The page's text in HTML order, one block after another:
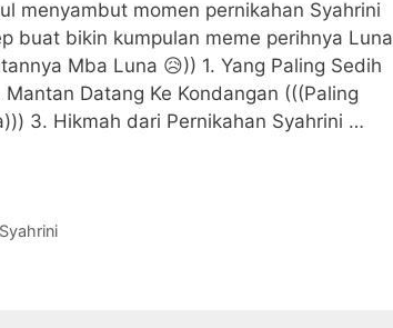
menyambut momen pernikahan Syahrini
buat bikin kumpulan meme perihnya Luna
Mba Luna 😥)) 1. Yang Paling Sedih
Datang Ke Kondangan (((Paling
3. Hikmah dari Pernikahan Syahrini …
Syahrini